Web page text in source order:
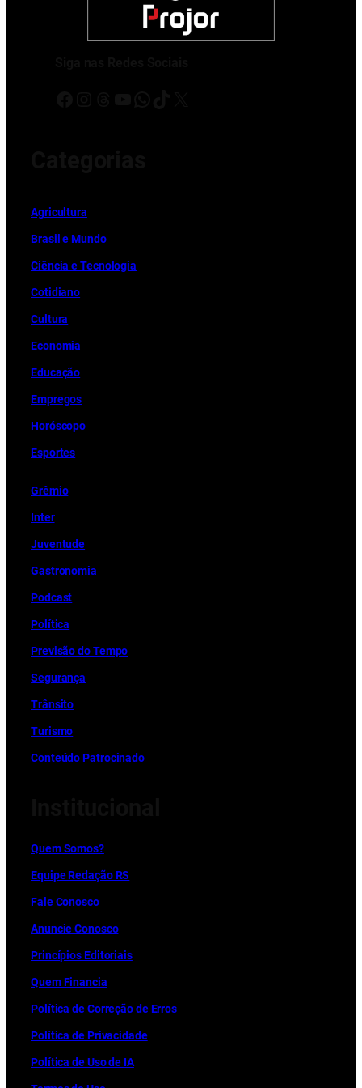
Agricultura
Brasil e Mundo
Ciência e Tecnologia
Cotidiano
Cultura
Economia
Educação
Empregos
Horóscopo
Esportes
Grêmio
Inter
Juventude
Gastronomia
Podcast
Política
Previsão do Tempo
Segurança
Trânsito
Turismo
Conteúdo Patrocinado
Quem Somos?
Equipe Redação RS
Fale Conosco
Anuncie Conosco
Princípios Editoriais
Quem Financia
Política de Correção de Erros
Política de Privacidade
Política de Uso de IA